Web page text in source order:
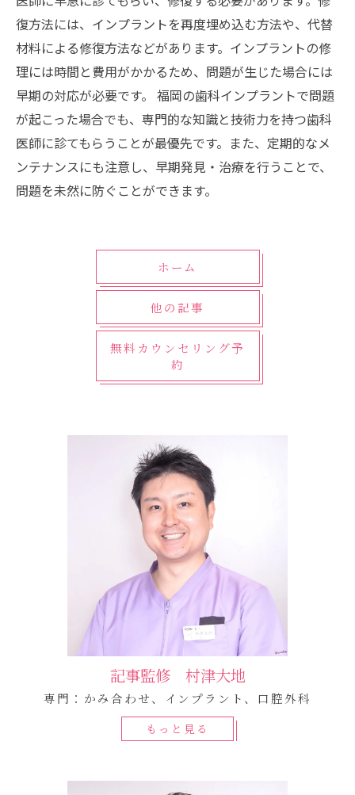
復方法には、インプラントを再度埋め込む方法や、代替
材料による修復方法などがあります。インプラントの修
理には時間と費用がかかるため、問題が生じた場合には
早期の対応が必要です。 福岡の歯科インプラントで問題
が起こった場合でも、専門的な知識と技術力を持つ歯科
医師に診てもらうことが最優先です。また、定期的なメ
ンテナンスにも注意し、早期発見・治療を行うことで、
問題を未然に防ぐことができます。
ホーム
他の記事
無料カウンセリング予
約
記事監修 村津大地
専門：かみ合わせ、インプラント、口腔外科
もっと見る